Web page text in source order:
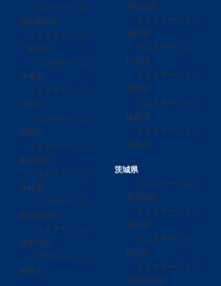
イエステーション
郡山富田店
イエステーション
二本松店
イエステーション
伊達店
イエステーション
白河店
イエステーション
相馬店
イエステーション
南相馬店
イエステーション
田村店
イエステーション
会津若松店
イエステーション
喜多方店
イエステーション
福島店
南仙台店
イエステーション
岩沼店
イエステーション
白石店
イエステーション
角田店
イエステーション
塩竈店
イエステーション
石巻店
茨城県
イエステーション
北茨城店
イエステーション
日立店
イエステーション
那珂店
イエステーション
常陸太田店